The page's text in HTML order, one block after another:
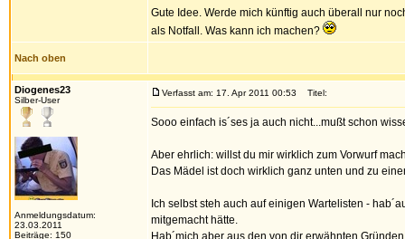
Gute Idee. Werde mich künftig auch überall nur
als Notfall. Was kann ich machen?
Nach oben
Diogenes23
Silber-User
Anmeldungsdatum:
23.03.2011
Beiträge: 150
Verfasst am: 17. Apr 2011 00:53 Titel:
Sooo einfach is´ses ja auch nicht...mußt schon
Aber ehrlich: willst du mir wirklich zum Vorwurf
Das Mädel ist doch wirklich ganz unten und zu
Ich selbst steh auch auf einigen Wartelisten -
mitgemacht hätte.
Hab´mich aber aus den von dir erwähnten